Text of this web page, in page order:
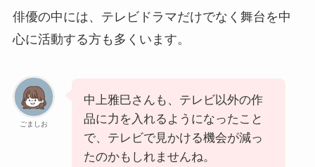
俳優の中には、テレビドラマだけでなく舞台を中
心に活動する方も多くいます。
ごましお
中上雅巳さんも、テレビ以外の作
品に力を入れるようになったこと
で、テレビで見かける機会が減っ
たのかもしれませんね。